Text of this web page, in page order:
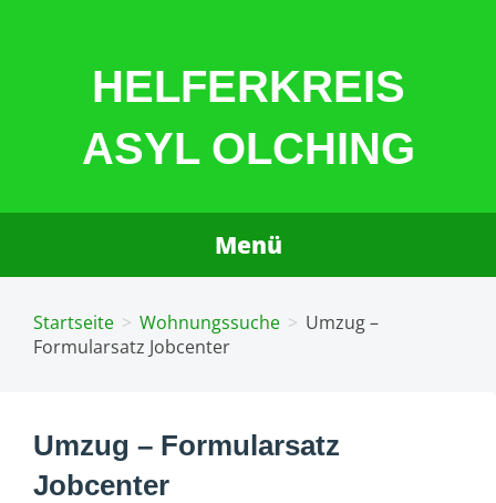
HELFERKREIS
ASYL OLCHING
Menü
Startseite Wohnungssuche
Umzug –
Formularsatz Jobcenter
Umzug – Formularsatz
Jobcenter